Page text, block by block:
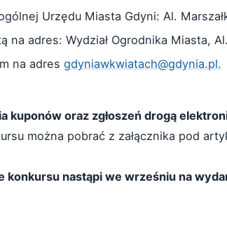
Urzędu Miasta Gdyni: Al.
na adres: Wydział Ogrodnika Miasta,
na adres gdyniawkwiatach@gdynia.pl.
kuponów oraz zgłoszeń drogą
można pobrać z załącznika pod
konkursu nastąpi we wrześniu na